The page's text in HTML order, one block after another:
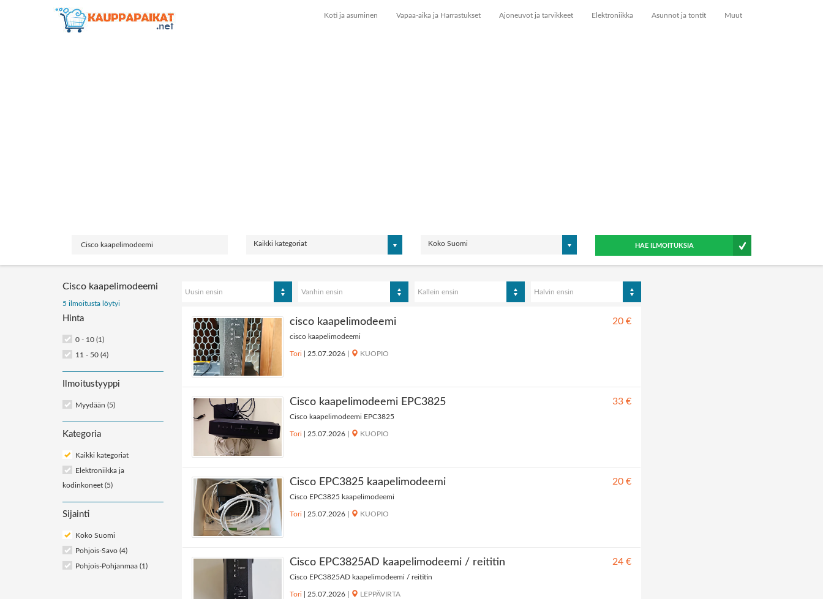
Koti ja asuminen Vapaa-aika ja Harrastukset Ajoneuvot ja tarvikkeet Elektroniikka Asunnot ja tontit Muut
Kaikki kategoriat Koko Suomi HAE ILMOITUKSIA
Cisco kaapelimodeemi
5 ilmoitusta löytyi
Hinta
0 - 10 (1)
11 - 50 (4)
Ilmoitustyyppi
Myydään (5)
Kategoria
Kaikki kategoriat
Elektroniikka ja
kodinkoneet (5)
Sijainti
Koko Suomi
Pohjois-Savo (4)
Pohjois-Pohjanmaa (1)
Järjestä
ilmoitukset:
Uusin ensin Vanhin ensin Kallein ensin Halvin ensin
cisco kaapelimodeemi 20 €
cisco kaapelimodeemi
Tori 25.07.2026 KUOPIO
Cisco kaapelimodeemi EPC3825 33 €
Cisco kaapelimodeemi EPC3825
Tori 25.07.2026 KUOPIO
Cisco EPC3825 kaapelimodeemi 20 €
Cisco EPC3825 kaapelimodeemi
Tori 25.07.2026 KUOPIO
Cisco EPC3825AD kaapelimodeemi / reititin 24 €
Cisco EPC3825AD kaapelimodeemi / reititin
Tori 25.07.2026 LEPPÄVIRTA